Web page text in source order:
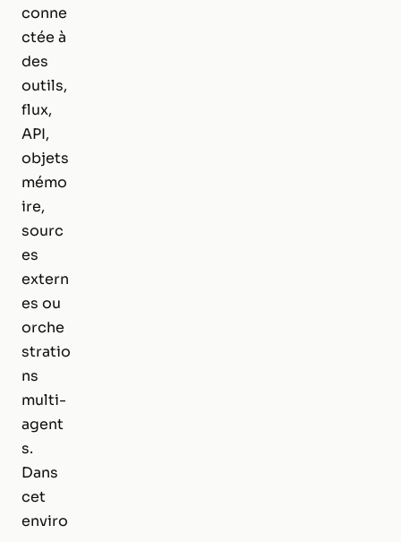
conne
ctée à
des
outils,
flux,
API,
objets
mémo
ire,
sourc
es
extern
es ou
orche
stratio
ns
multi-
agent
s.
Dans
cet
enviro